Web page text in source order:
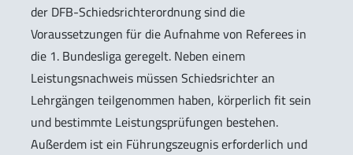
der DFB-Schiedsrichterordnung sind die
Voraussetzungen für die Aufnahme von Referees in
die 1. Bundesliga geregelt. Neben einem
Leistungsnachweis müssen Schiedsrichter an
Lehrgängen teilgenommen haben, körperlich fit sein
und bestimmte Leistungsprüfungen bestehen.
Außerdem ist ein Führungszeugnis erforderlich und